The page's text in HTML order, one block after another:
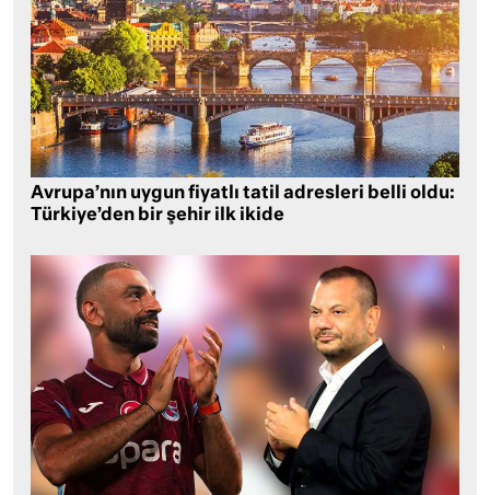
Avrupa’nın uygun fiyatlı tatil adresleri belli oldu:
Türkiye’den bir şehir ilk ikide